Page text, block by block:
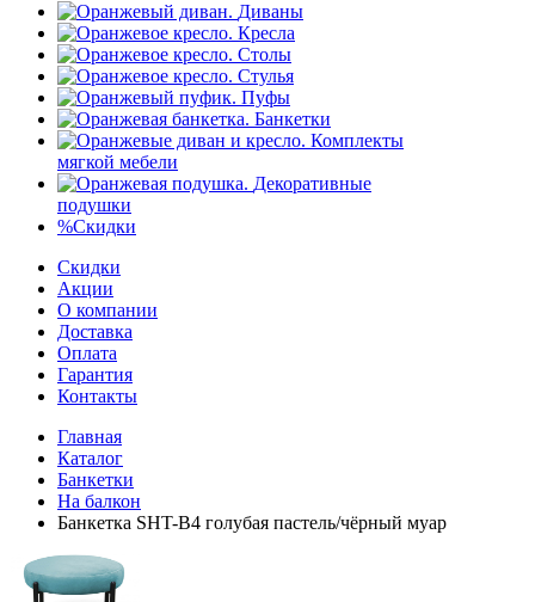
Диваны
Кресла
Столы
Стулья
Пуфы
Банкетки
Комплекты
мягкой мебели
Декоративные
подушки
%Скидки
Скидки
Акции
О компании
Доставка
Оплата
Гарантия
Контакты
Главная
Каталог
Банкетки
На балкон
Банкетка SHT-B4 голубая пастель/чёрный муар